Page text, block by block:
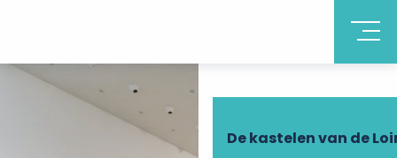
Ontdek Touraine
De kastelen van de